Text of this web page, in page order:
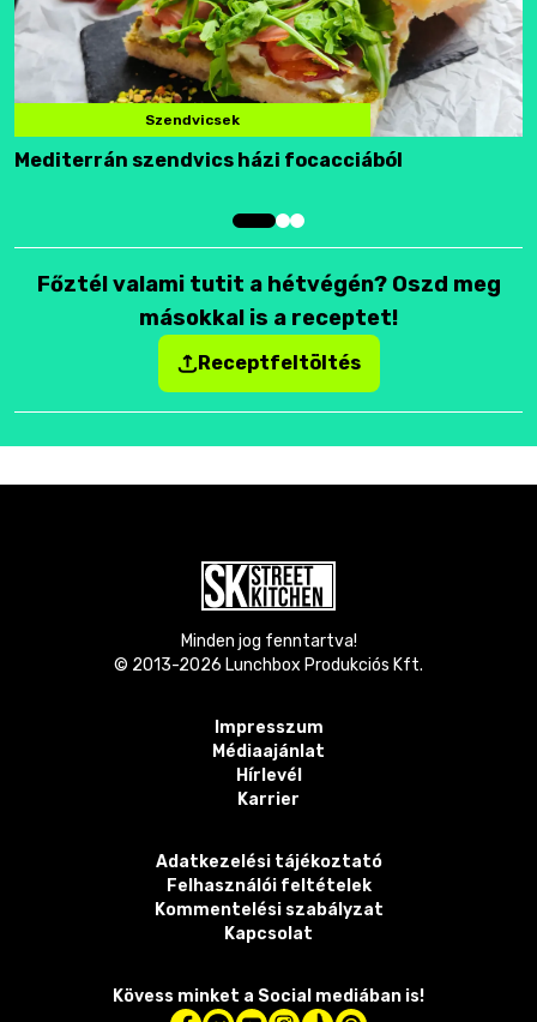
Szendvicsek
Mediterrán szendvics házi focacciából
Főztél valami tutit a hétvégén? Oszd meg
másokkal is a receptet!
Receptfeltöltés
Minden jog fenntartva!
© 2013-2026 Lunchbox Produkciós Kft.
Impresszum
Médiaajánlat
Hírlevél
Karrier
Adatkezelési tájékoztató
Felhasználói feltételek
Kommentelési szabályzat
Kapcsolat
Kövess minket a Social mediában is!